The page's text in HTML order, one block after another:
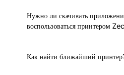
Нужно ли скачивать
воспользоваться принтером
Как найти ближайший